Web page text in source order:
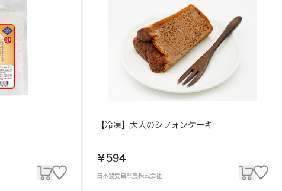
【冷凍】大人のシフォンケーキ
￥594
日本豊受自然農株式会社